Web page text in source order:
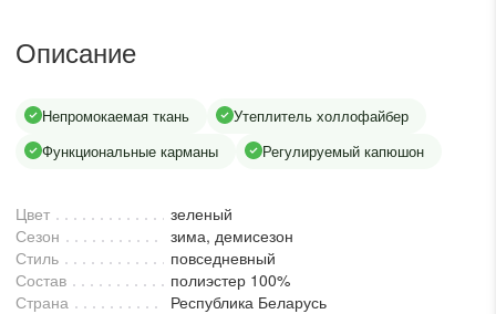
KZT RUB
Описание
Непромокаемая ткань
Утеплитель холлофайбер
Функциональные карманы
Регулируемый капюшон
Цвет
зеленый
Сезон
зима, демисезон
Стиль
повседневный
Состав
полиэстер 100%
Страна
Республика Беларусь